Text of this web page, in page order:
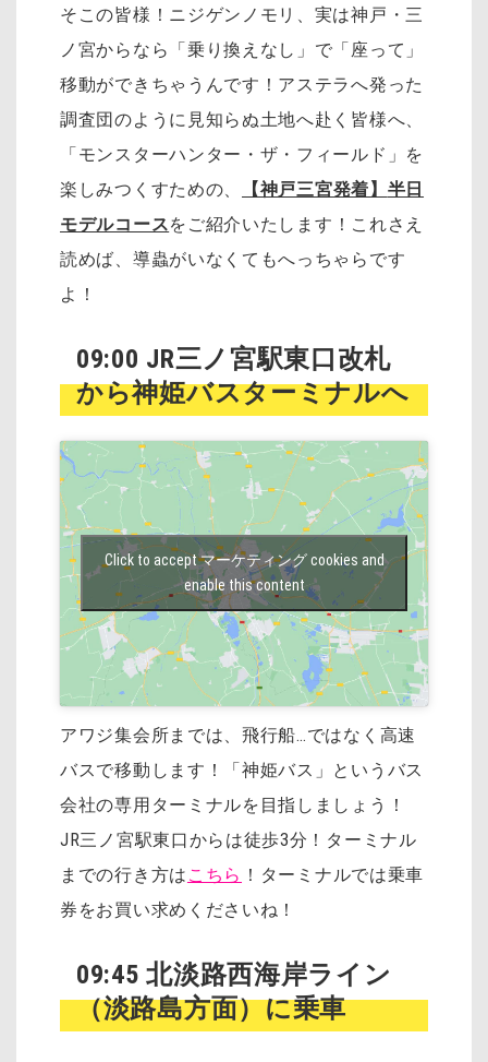
そこの皆様！ニジゲンノモリ、実は神戸・三
ノ宮からなら「乗り換えなし」で「座って」
移動ができちゃうんです！アステラへ発った
調査団のように見知らぬ土地へ赴く皆様へ、
「モンスターハンター・ザ・フィールド」を
楽しみつくすための、
【神戸三宮発着】 半日
モデルコースをご紹介いたします！これさえ
読めば、導蟲がいなくてもへっちゃらです
よ！
09:00 JR三ノ宮駅東口改札
から神姫バスターミナルへ
Click to accept マーケティング cookies and
enable this content
アワジ集会所までは、飛行船…ではなく高速
バスで移動します！「神姫バス」というバス
会社の専用ターミナルを目指しましょう！
JR三ノ宮駅東口からは徒歩3分！ターミナル
までの行き方は こちら ！ターミナルでは乗車
券をお買い求めくださいね！
09:45 北淡路西海岸ライン
（淡路島方面）に乗車